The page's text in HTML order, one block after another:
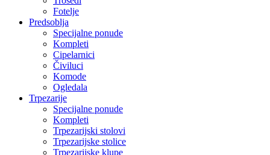
Fotelje
Predsoblja
Specijalne ponude
Kompleti
Cipelarnici
Čiviluci
Komode
Ogledala
Trpezarije
Specijalne ponude
Kompleti
Trpezarijski stolovi
Trpezarijske stolice
Trpezarijske klupe